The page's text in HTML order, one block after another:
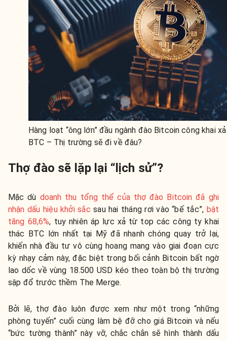
Hàng loạt “ông lớn” đầu ngành đào Bitcoin công khai xả
BTC – Thị trường sẽ đi về đâu?
Thợ đào sẽ lặp lại “lịch sử”?
Mặc dù doanh thu tổng thể của thợ đào Bitcoin đã ghi
nhận dấu hiệu khởi sắc sau hai tháng rơi vào “bế tắc”, bật
tăng 68,6%, tuy nhiên áp lực xả từ top các công ty khai
thác BTC lớn nhất tại Mỹ đã nhanh chóng quay trở lại,
khiến nhà đầu tư vô cùng hoang mang vào giai đoạn cực
kỳ nhạy cảm này, đặc biệt trong bối cảnh Bitcoin bất ngờ
lao dốc về vùng 18.500 USD kéo theo toàn bộ thị trường
sập đổ trước thềm The Merge.
Bởi lẽ, thợ đào luôn được xem như một trong “những
phòng tuyến” cuối cùng làm bệ đỡ cho giá Bitcoin và nếu
“bức tường thành” này vỡ, chắc chắn sẽ hình thành dấu